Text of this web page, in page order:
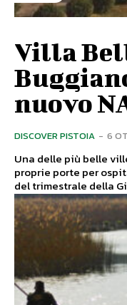
Villa
nuovo
DISCOVER PISTOIA - 6
Una delle più belle
proprie porte per
del trimestrale della